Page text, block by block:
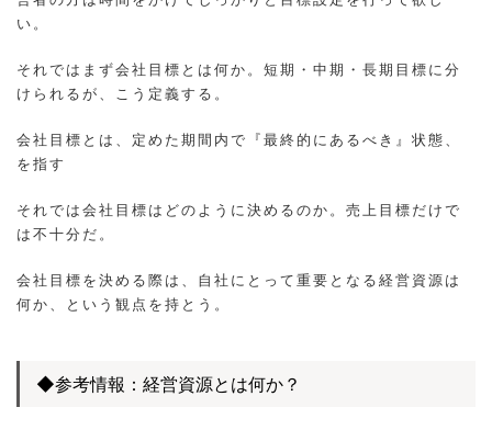
い。
それではまず会社目標とは何か。短期・中期・長期目標に分
けられるが、こう定義する。
会社目標とは、定めた期間内で『最終的にあるべき』状態、
を指す
それでは会社目標はどのように決めるのか。売上目標だけで
は不十分だ。
会社目標を決める際は、自社にとって重要となる経営資源は
何か、という観点を持とう。
◆参考情報：経営資源とは何か？